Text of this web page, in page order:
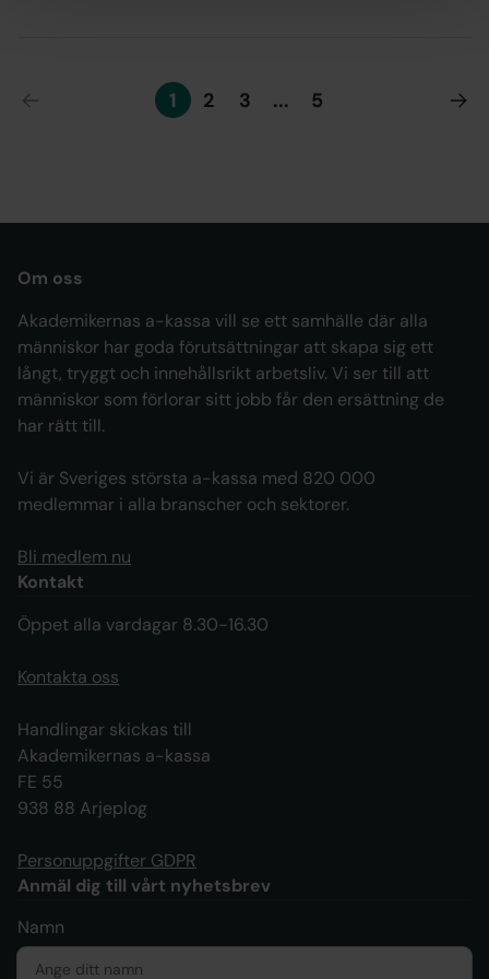
1 2 3 ... 5
Om oss
Akademikernas a-kassa vill se ett samhälle där alla
människor har goda förutsättningar att skapa sig ett
långt, tryggt och innehållsrikt arbetsliv. Vi ser till att
människor som förlorar sitt jobb får den ersättning de
har rätt till.
Vi är Sveriges största a-kassa med 820 000
medlemmar i alla branscher och sektorer.
Bli medlem nu
Kontakt
Öppet alla vardagar 8.30-16.30
Kontakta oss
Handlingar skickas till
Akademikernas a-kassa
FE 55
938 88 Arjeplog
Personuppgifter GDPR
Anmäl dig till vårt nyhetsbrev
Namn